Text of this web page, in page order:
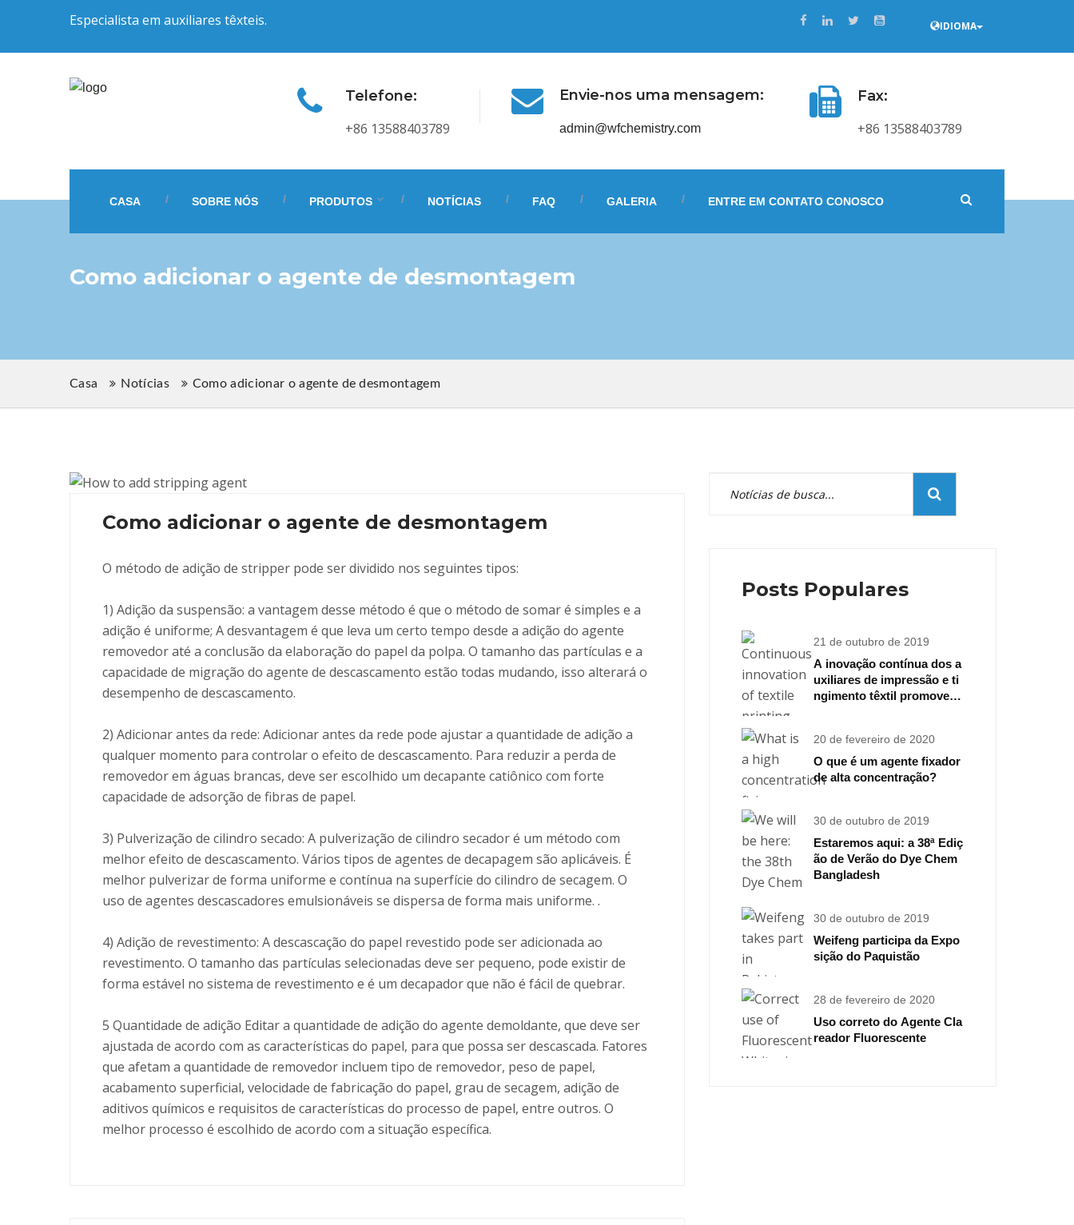
Especialista em auxiliares têxteis. IDIOMA
Telefone:
+86 13588403789
Envie-nos uma mensagem:
admin@wfchemistry.com
Fax:
+86 13588403789
CASA SOBRE NÓS PRODUTOS NOTÍCIAS FAQ GALERIA ENTRE EM CONTATO CONOSCO
Como adicionar o agente de desmontagem
Casa Notícias Como adicionar o agente de desmontagem
Como adicionar o agente de desmontagem
O método de adição de stripper pode ser dividido nos seguintes tipos:
1) Adição da suspensão: a vantagem desse método é que o método de somar é simples e a
adição é uniforme; A desvantagem é que leva um certo tempo desde a adição do agente
removedor até a conclusão da elaboração do papel da polpa. O tamanho das partículas e a
capacidade de migração do agente de descascamento estão todas mudando, isso alterará o
desempenho de descascamento.
2) Adicionar antes da rede: Adicionar antes da rede pode ajustar a quantidade de adição a
qualquer momento para controlar o efeito de descascamento. Para reduzir a perda de
removedor em águas brancas, deve ser escolhido um decapante catiônico com forte
capacidade de adsorção de fibras de papel.
3) Pulverização de cilindro secado: A pulverização de cilindro secador é um método com
melhor efeito de descascamento. Vários tipos de agentes de decapagem são aplicáveis. É
melhor pulverizar de forma uniforme e contínua na superfície do cilindro de secagem. O
uso de agentes descascadores emulsionáveis se dispersa de forma mais uniforme. .
4) Adição de revestimento: A descascação do papel revestido pode ser adicionada ao
revestimento. O tamanho das partículas selecionadas deve ser pequeno, pode existir de
forma estável no sistema de revestimento e é um decapador que não é fácil de quebrar.
5 Quantidade de adição Editar a quantidade de adição do agente demoldante, que deve ser
ajustada de acordo com as características do papel, para que possa ser descascada. Fatores
que afetam a quantidade de removedor incluem tipo de removedor, peso de papel,
acabamento superficial, velocidade de fabricação do papel, grau de secagem, adição de
aditivos químicos e requisitos de características do processo de papel, entre outros. O
melhor processo é escolhido de acordo com a situação específica.
Posts Populares
21 de outubro de 2019
A inovação contínua dos a
uxiliares de impressão e ti
ngimento têxtil promove o
20 de fevereiro de 2020
O que é um agente fixador
de alta concentração?
30 de outubro de 2019
Estaremos aqui: a 38ª Ediç
ão de Verão do Dye Chem
Bangladesh
30 de outubro de 2019
Weifeng participa da Expo
sição do Paquistão
28 de fevereiro de 2020
Uso correto do Agente Cla
reador Fluorescente